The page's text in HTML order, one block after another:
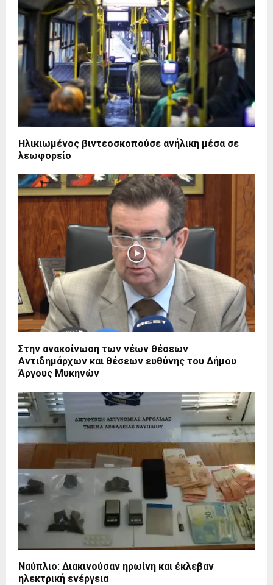
Ηλικιωμένος βιντεοσκοπούσε ανήλικη μέσα σε
λεωφορείο
Στην ανακοίνωση των νέων θέσεων
Αντιδημάρχων και θέσεων ευθύνης του Δήμου
Άργους Μυκηνών
Ναύπλιο: Διακινούσαν ηρωίνη και έκλεβαν
ηλεκτρική ενέργεια